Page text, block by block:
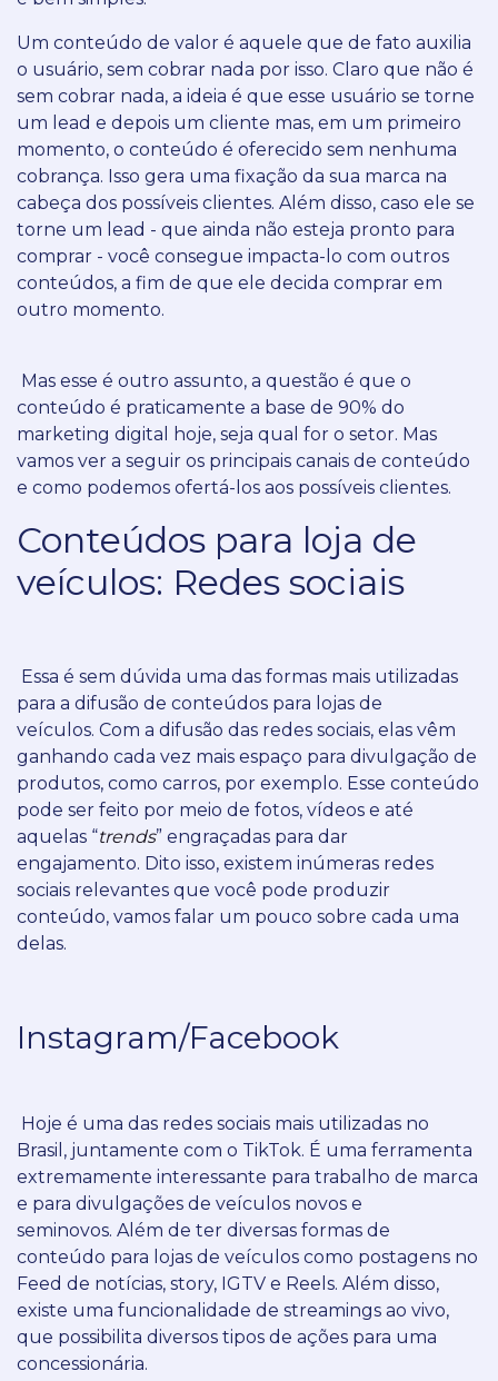
Um conteúdo de valor é aquele que de fato auxilia
o usuário, sem cobrar nada por isso. Claro que não é
sem cobrar nada, a ideia é que esse usuário se torne
um lead e depois um cliente mas, em um primeiro
momento, o conteúdo é oferecido sem nenhuma
cobrança. Isso gera uma fixação da sua marca na
cabeça dos possíveis clientes. Além disso, caso ele se
torne um lead - que ainda não esteja pronto para
comprar - você consegue impacta-lo com outros
conteúdos, a fim de que ele decida comprar em
outro momento.
Mas esse é outro assunto, a questão é que o
conteúdo é praticamente a base de 90% do
marketing digital hoje, seja qual for o setor. Mas
vamos ver a seguir os principais canais de conteúdo
e como podemos ofertá-los aos possíveis clientes.
Conteúdos para loja de
veículos: Redes sociais
Essa é sem dúvida uma das formas mais utilizadas
para a difusão de conteúdos para lojas de
veículos. Com a difusão das redes sociais, elas vêm
ganhando cada vez mais espaço para divulgação de
produtos, como carros, por exemplo. Esse conteúdo
pode ser feito por meio de fotos, vídeos e até
aquelas “trends” engraçadas para dar
engajamento. Dito isso, existem inúmeras redes
sociais relevantes que você pode produzir
conteúdo, vamos falar um pouco sobre cada uma
delas.
Instagram/Facebook
Hoje é uma das redes sociais mais utilizadas no
Brasil, juntamente com o TikTok. É uma ferramenta
extremamente interessante para trabalho de marca
e para divulgações de veículos novos e
seminovos. Além de ter diversas formas de
conteúdo para lojas de veículos como postagens no
Feed de notícias, story, IGTV e Reels. Além disso,
existe uma funcionalidade de streamings ao vivo,
que possibilita diversos tipos de ações para uma
concessionária.